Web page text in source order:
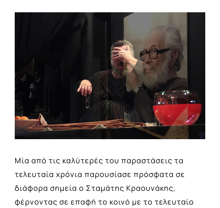
Μία από τις καλύτερές του παραστάσεις τα
τελευταία χρόνια παρουσίασε πρόσφατα σε
διάφορα σημεία ο Σταμάτης Κραουνάκης,
φέρνοντας σε επαφή το κοινό με το τελευταίο